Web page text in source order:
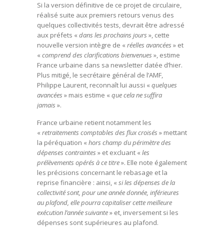
Si la version définitive de ce projet de circulaire,
réalisé suite aux premiers retours venus des
quelques collectivités tests, devrait être adressé
aux préfets « dans les prochains jours », cette
nouvelle version intègre de « réelles avancées » et
« comprend des clarifications bienvenues », estime
France urbaine dans sa newsletter datée d’hier.
Plus mitigé, le secrétaire général de l’AMF,
Philippe Laurent, reconnaît lui aussi « quelques
avancées » mais estime « que cela ne suffira
jamais ».
France urbaine retient notamment les
« retraitements comptables des flux croisés » mettant
la péréquation « hors champ du périmètre des
dépenses contraintes » et excluant « les
prélèvements opérés à ce titre». Elle note également
les précisions concernant le rebasage et la
reprise financière : ainsi, « si les dépenses de la
collectivité sont, pour une année donnée, inférieures
au plafond, elle pourra capitaliser cette meilleure
exécution l’année suivante» et, inversement si les
dépenses sont supérieures au plafond.